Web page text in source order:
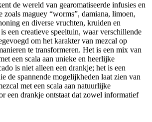
de wereld van gearomatiseerde infusies en
zoals maguey “worms”, damiana, limoen,
en diverse vruchten, kruiden en
een creatieve speeltuin, waar verschillende
om het karakter van mezcal op
te transformeren. Het is een mix van
een scala aan unieke en heerlijke
is niet alleen een drankje; het is een
de spannende mogelijkheden laat zien van
met een scala aan natuurlijke
een drankje ontstaat dat zowel informatief